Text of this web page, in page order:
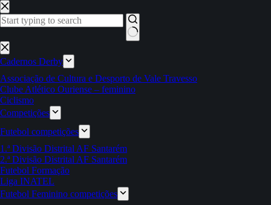
Pular
para
o
Sem
resultados
Cadernos Derby
Associação de Cultura e Desporto de Vale Travesso
Clube Atlético Ouriense – feminino
Ciclismo
Competições
Futebol competições
1.ª Divisão Distrital AF Santarém
2.ª Divisão Distrital AF Santarém
Futebol Formação
Liga INATEL
Futebol Feminino competições